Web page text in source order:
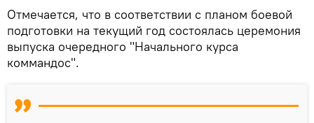
Отмечается, что в соответствии с планом боевой
подготовки на текущий год состоялась церемония
выпуска очередного "Начального курса
коммандос".